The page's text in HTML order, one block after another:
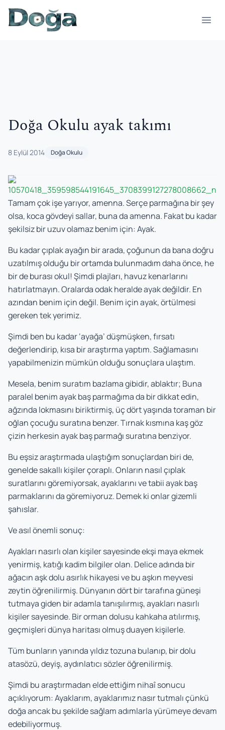
İçeriğe geç
Doğa Okulu ayak takımı
8 Eylül 2014 Doğa Okulu
Tamam çok işe yarıyor, amenna. Serçe parmağına bir şey
olsa, koca gövdeyi sallar, buna da amenna. Fakat bu kadar
şekilsiz bir uzuv olamaz benim için: Ayak.
Bu kadar çıplak ayağın bir arada, çoğunun da bana doğru
uzatılmış olduğu bir ortamda bulunmadım daha önce, he
bir de burası okul! Şimdi plajları, havuz kenarlarını
hatırlatmayın. Oralarda odak heralde ayak değildir. En
azından benim için değil. Benim için ayak, örtülmesi
gereken tek yerimiz.
Şimdi ben bu kadar ‘ayağa’ düşmüşken, fırsatı
değerlendirip, kısa bir araştırma yaptım. Sağlamasını
yapabilmenizin mümkün olduğu sonuçlara ulaştım.
Mesela, benim suratım bazlama gibidir, ablaktır; Buna
paralel benim ayak baş parmağıma da bir dikkat edin,
ağzında lokmasını biriktirmiş, üç dört yaşında toraman bir
oğlan çocuğu suratına benzer. Tırnak kısmına kaş göz
çizin herkesin ayak baş parmağı suratına benziyor.
Bu eşsiz araştırmada ulaştığım sonuçlardan biri de,
genelde sakallı kişiler çoraplı. Onların nasıl çıplak
suratlarını göremiyorsak, ayaklarını ve tabii ayak baş
parmaklarını da göremiyoruz. Demek ki onlar gizemli
şahıslar.
Ve asıl önemli sonuç:
Ayakları nasırlı olan kişiler sayesinde ekşi maya ekmek
yenirmiş, katığı kadim bilgiler olan. Delice adında bir
ağacın aşk dolu asırlık hikayesi ve bu aşkın meyvesi
zeytin öğrenilirmiş. Dünyanın dört bir tarafına güneşi
tutmaya giden bir adamla tanışılırmış, ayakları nasırlı
kişiler sayesinde. Bir orman dolusu kahkaha atılırmış,
geçmişleri dünya haritası olmuş duayen kişilerle.
Tüm bunların yanında yıldız tozuna bulanıp, bir dolu
atasözü, deyiş, aydınlatıcı sözler öğrenilirmiş.
Şimdi bu araştırmadan elde ettiğim nihaî sonucu
açıklıyorum: Ayaklarım, ayaklarımız nasır tutmalı çünkü
doğa ancak bu şekilde sağlam adımlarla yürümeye devam
edebiliyormuş.